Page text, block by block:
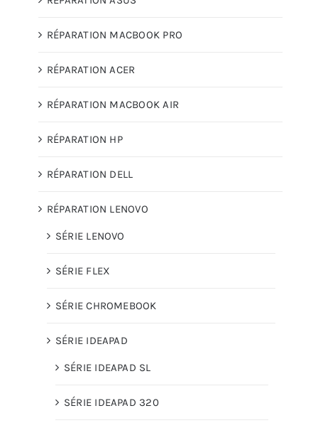
RÉPARATION MACBOOK PRO
RÉPARATION ACER
RÉPARATION MACBOOK AIR
RÉPARATION HP
RÉPARATION DELL
RÉPARATION LENOVO
SÉRIE LENOVO
SÉRIE FLEX
SÉRIE CHROMEBOOK
SÉRIE IDEAPAD
SÉRIE IDEAPAD SL
SÉRIE IDEAPAD 320